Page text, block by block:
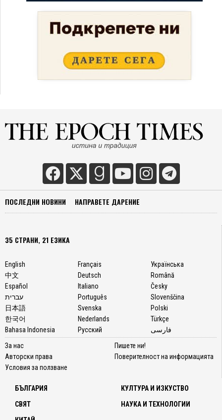
ПОСЛЕДНИ НОВИНИ НАПРАВЕТЕ ДАРЕНИЕ
35 СТРАНИ, 21 ЕЗИКА
English
中文
Español
עברית
日本語
한국어
Bahasa Indonesia
Français
Deutsch
Italiano
Português
Svenska
Nederlands
Русский
Українська
Română
Česky
Slovenščina
Polski
Türkçe
فارسی
За нас
Авторски права
Условия за ползване
Пишете ни!
Поверителност на информацията
БЪЛГАРИЯ
СВЯТ
КУЛТУРА И ИЗКУСТВО
НАУКА И ТЕХНОЛОГИИ